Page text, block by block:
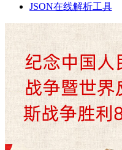
JSON在线解析工具